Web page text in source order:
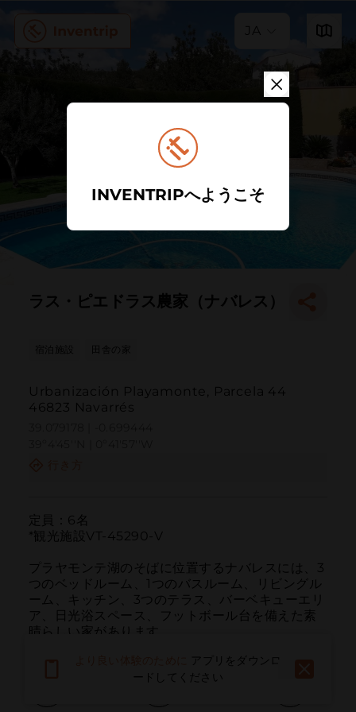
JA
ラス・ピエドラス農家（ナバレス）
宿泊施設 田舎の家
Urbanización Playamonte, Parcela 44
46823 Navarrés
定員：6名
*観光施設VT-45290-V
プラヤモンテ湖のそばに位置するナバレスには、3
つのベッドルーム、1つのバスルーム、リビングル
ーム、キッチン、3つのテラス、バーベキューエリ
ア、日光浴スペース、フットボール台を備えた素
晴らしい家があります。
アプリをダウンロ
ードしてください
INVENTRIPへようこそ